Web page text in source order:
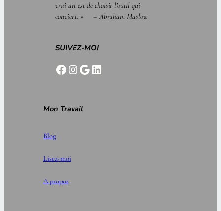
vrai art est de choisir l’outil qui
convient. » – Abraham Maslow
SUIVEZ-MOI
Mon Travail
Blog
Lisez-moi
A propos